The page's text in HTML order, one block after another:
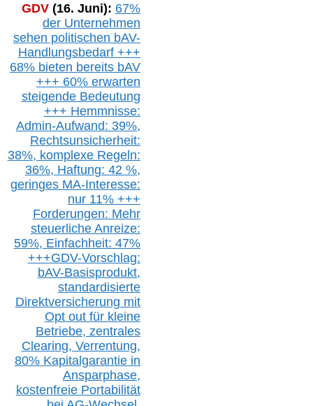
GDV (16. Juni): 67%
der Unternehmen
sehen politischen bAV-
Handlungsbedarf +++
68% bieten bereits bAV
+++ 60% erwarten
steigende Bedeutung
+++ Hemmnisse:
Admin-Aufwand: 39%,
Rechtsunsicherheit:
38%, komplexe Regeln:
36%, Haftung: 42 %,
geringes MA-Interesse:
nur 11% +++
Forderungen: Mehr
steuerliche Anreize:
59%, Einfachheit: 47%
+++GDV-Vorschlag:
bAV-Basisprodukt,
standardisierte
Direktversicherung mit
Opt outfür kleine
Betriebe, zentrales
Clearing, Verrentung,
80% Kapitalgarantie in
Ansparphase,
kostenfreie Portabilität